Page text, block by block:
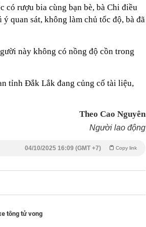
có rượu bia cùng bạn bè, bà Chi điều
quan sát, không làm chủ tốc độ, bà đã
này không có nồng độ cồn trong
tỉnh Đắk Lắk đang củng cố tài liệu,
Theo Cao Nguyên
Người lao động
Copy link
04/10/2025 16:09 (GMT +7)
tông tử vong